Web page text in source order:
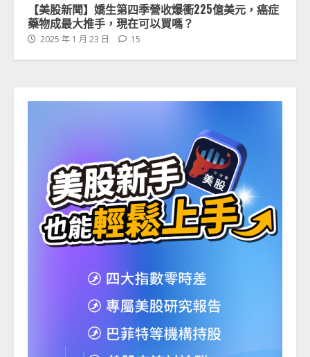
【美股新聞】嬌生第四季營收爆衝225億美元，癌症
藥物成最大推手，現在可以買嗎？
2025 年 1 月 23 日 15